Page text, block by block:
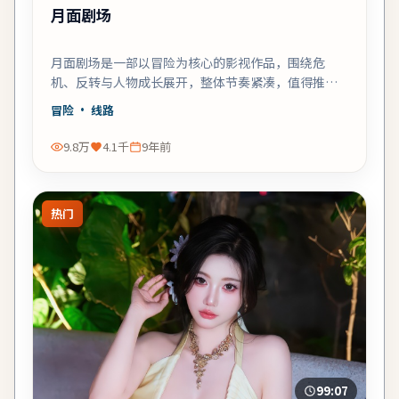
月面剧场
月面剧场是一部以冒险为核心的影视作品，围绕危
机、反转与人物成长展开，整体节奏紧凑，值得推荐
观看。
冒险 · 线路
9.8万 4.1千 9年前
热门
99:07